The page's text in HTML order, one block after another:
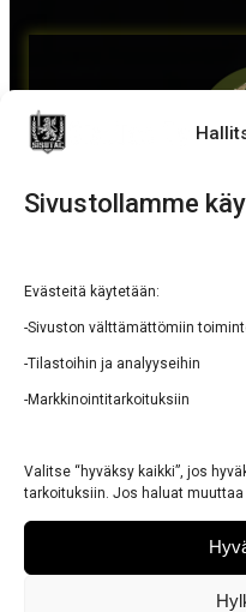
Sivustollamme
Evästeitä käytetään:
-Sivuston välttämättömiin
-Tilastoihin ja analyyseihin
-Markkinointitarkoituksiin
Valitse “hyväksy kaikki”, jos
tarkoituksiin. Jos haluat